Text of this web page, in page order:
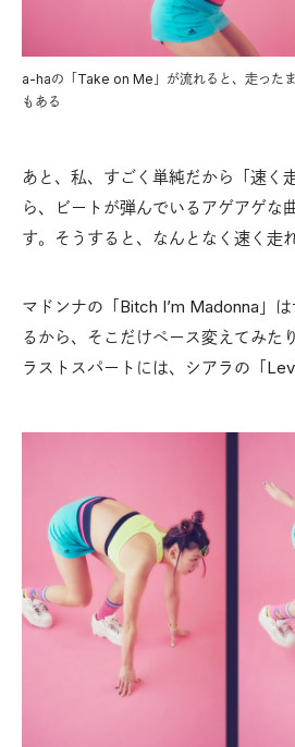
a-haの「Take on Me」が流れると、走った
もある
あと、私、すごく単純だから「速く
ら、ビートが弾んでいるアゲアゲな
す。そうすると、なんとなく速く走
マドンナの「Bitch I’m Madonna」
るから、そこだけペース変えてみた
ラストスパートには、シアラの「